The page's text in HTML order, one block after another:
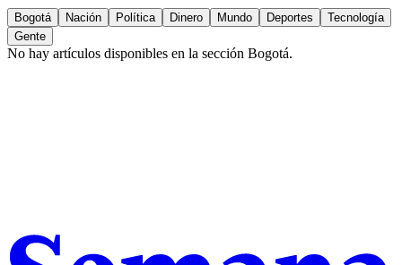
Bogotá Nación Política Dinero Mundo Deportes
Tecnología
Gente
No hay artículos disponibles en la sección Bogotá.